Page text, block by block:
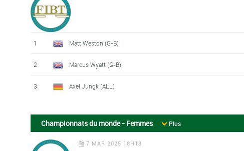
1 Matt Weston (G-B)
2 Marcus Wyatt (G-B)
3 Axel Jungk (ALL)
Championnats du monde - Femmes Plus
7 MAR 2025 18H13